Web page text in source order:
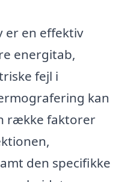
er en effektiv
energitab,
fejl i
kan
række faktorer
den specifikke